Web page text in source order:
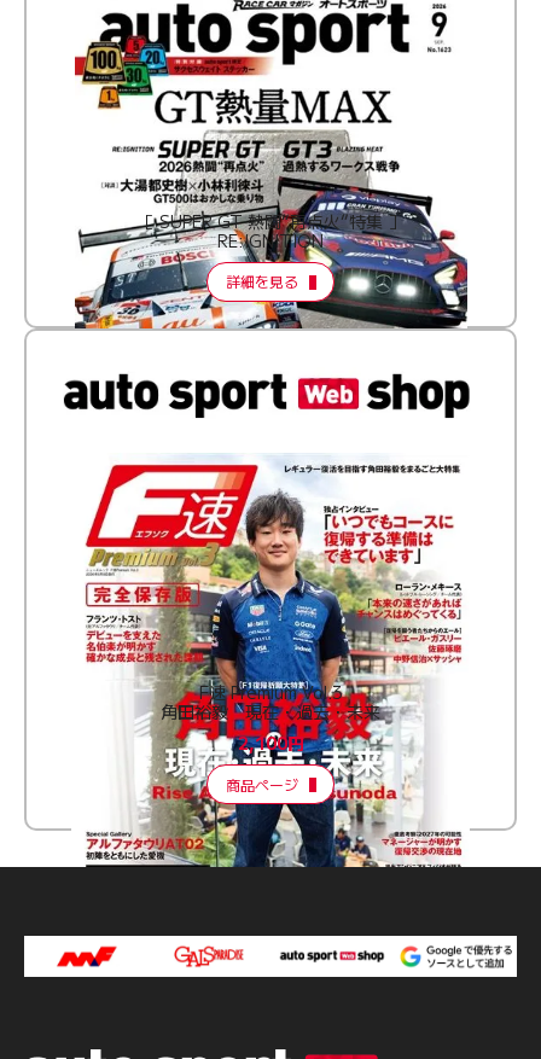
［ SUPER GT 熱闘“再点火”特集 ］
RE:IGNITION
詳細を見る
F速 Premium Vol.3
角田裕毅 現在・過去・未来
2,100円
商品ページ